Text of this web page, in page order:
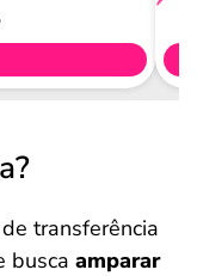
transferência
busca amparar